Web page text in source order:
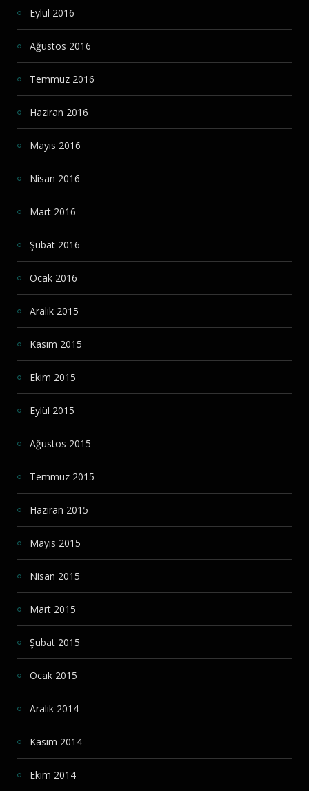
Eylül 2016
Ağustos 2016
Temmuz 2016
Haziran 2016
Mayıs 2016
Nisan 2016
Mart 2016
Şubat 2016
Ocak 2016
Aralık 2015
Kasım 2015
Ekim 2015
Eylül 2015
Ağustos 2015
Temmuz 2015
Haziran 2015
Mayıs 2015
Nisan 2015
Mart 2015
Şubat 2015
Ocak 2015
Aralık 2014
Kasım 2014
Ekim 2014